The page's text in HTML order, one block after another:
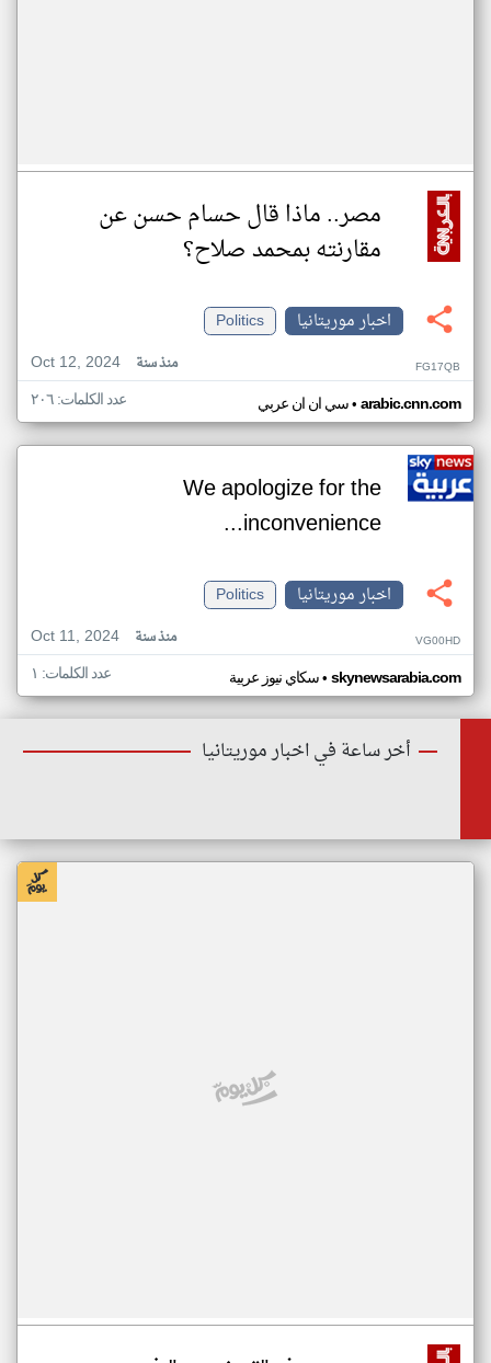
مصر.. ماذا قال حسام حسن عن
مقارنته بمحمد صلاح؟
اخبار موريتانيا
Politics
Oct 12, 2024
منذ سنة FG17QB
سي ان ان عربي• arabic.cnn.com عدد الكلمات: ٢٠٦
We apologize for the
inconvenience...
اخبار موريتانيا
Politics
Oct 11, 2024
منذ سنة VG00HD
سكاي نيوز عربية• skynewsarabia.com عدد الكلمات: ١
أخر ساعة في اخبار موريتانيا